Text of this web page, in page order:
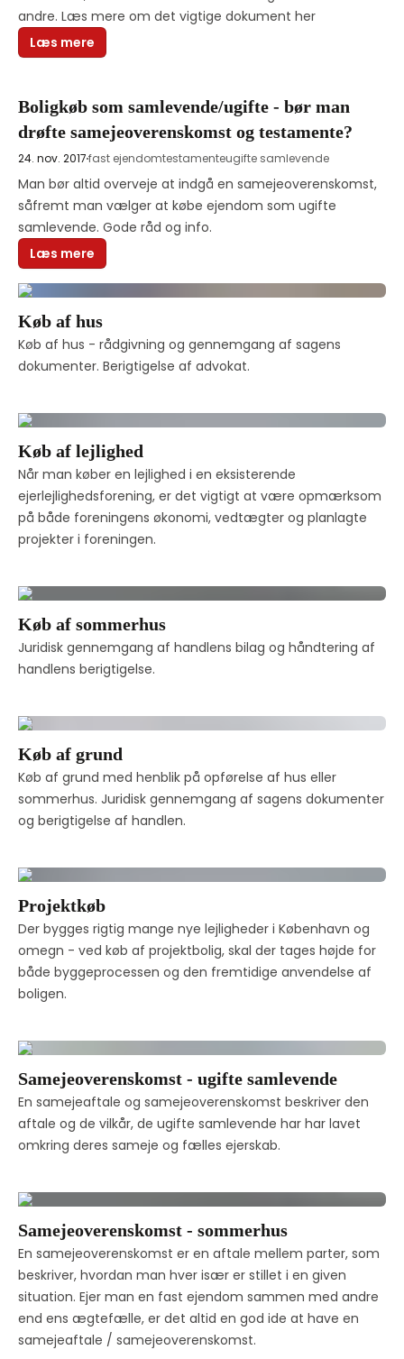
andre. Læs mere om det vigtige dokument her
Læs mere
Boligkøb som samlevende/ugifte - bør man
drøfte samejeoverenskomst og testamente?
24. nov. 2017fast ejendomtestamenteugifte samlevende
Man bør altid overveje at indgå en samejeoverenskomst,
såfremt man vælger at købe ejendom som ugifte
samlevende. Gode råd og info.
Læs mere
Køb af hus
Køb af hus - rådgivning og gennemgang af sagens
dokumenter. Berigtigelse af advokat.
Køb af lejlighed
Når man køber en lejlighed i en eksisterende
ejerlejlighedsforening, er det vigtigt at være opmærksom
på både foreningens økonomi, vedtægter og planlagte
projekter i foreningen.
Køb af sommerhus
Juridisk gennemgang af handlens bilag og håndtering af
handlens berigtigelse.
Køb af grund
Køb af grund med henblik på opførelse af hus eller
sommerhus. Juridisk gennemgang af sagens dokumenter
og berigtigelse af handlen.
Projektkøb
Der bygges rigtig mange nye lejligheder i København og
omegn - ved køb af projektbolig, skal der tages højde for
både byggeprocessen og den fremtidige anvendelse af
boligen.
Samejeoverenskomst - ugifte samlevende
En samejeaftale og samejeoverenskomst beskriver den
aftale og de vilkår, de ugifte samlevende har har lavet
omkring deres sameje og fælles ejerskab.
Samejeoverenskomst - sommerhus
En samejeoverenskomst er en aftale mellem parter, som
beskriver, hvordan man hver især er stillet i en given
situation. Ejer man en fast ejendom sammen med andre
end ens ægtefælle, er det altid en god ide at have en
samejeaftale / samejeoverenskomst.